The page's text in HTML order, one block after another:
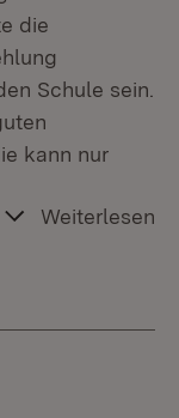
die
Schule sein.
kann nur
Weiterlesen